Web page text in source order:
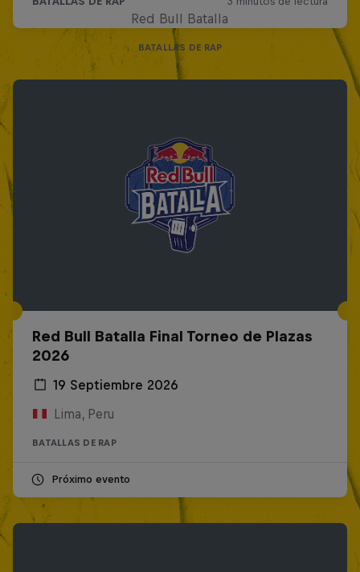
Red Bull Batalla
BATALLAS DE RAP
Red Bull Batalla Final Torneo de Plazas
2026
19 Septiembre 2026
Lima, Peru
BATALLAS DE RAP
Próximo evento